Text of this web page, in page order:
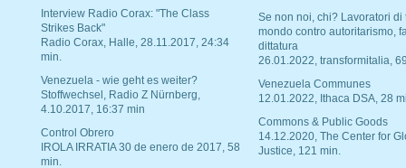
Interview Radio Corax: "The Class
Strikes Back"
Radio Corax, Halle, 28.11.2017, 24:34
min.
Venezuela - wie geht es weiter?
Stoffwechsel, Radio Z Nürnberg,
4.10.2017, 16:37 min
Control Obrero
IROLA IRRATIA 30 de enero de 2017, 58
min.
Se non noi, chi? Lavoratori di
mondo contro autoritarismo,
dittatura
26.01.2022, transformitalia,
Venezuela Communes
12.01.2022, Ithaca DSA, 28
Commons & Public Goods
14.12.2020, The Center for
Justice, 121 min.